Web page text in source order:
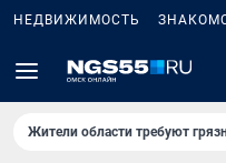
НЕДВИЖИМОСТЬ
Жители области требуют